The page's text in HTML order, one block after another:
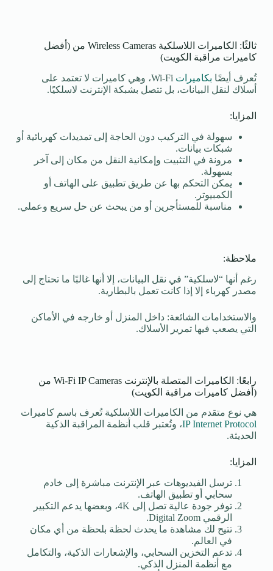
ثالثًا: الكاميرات اللاسلكية Wireless Cameras من (أفضل
كاميرات مراقبة الكويت)
تُعرف أيضًا بكاميرات
Wi-Fi، وهي كاميرات لا تعتمد على
أسلاك لنقل البيانات، بل تتصل بشبكة الإنترنت لاسلكيًا.
المزايا:
سهولة في التركيب دون الحاجة إلى تمديدات كهربائية أو
شبكات بيانات.
مرونة في التثبيت وإمكانية النقل من مكان إلى آخر
بسهولة.
يمكن التحكم بها عن طريق تطبيق على الهاتف أو
الكمبيوتر.
مناسبة للمستأجرين أو من يبحث عن حل سريع وعملي.
ملاحظة:
رغم أنها “لاسلكية” في نقل البيانات، إلا أنها غالبًا ما تحتاج إلى
مصدر كهرباء إلا إذا كانت تعمل بالبطارية.
والاستخدامات الشائعة: داخل المنزل أو خارجه في الأماكن
التي يصعب فيها تمرير الأسلاك.
رابعًا: الكاميرات المتصلة بالإنترنت Wi-Fi IP Cameras من
(أفضل كاميرات مراقبة الكويت)
هي نوع متقدم من الكاميرات اللاسلكية تُعرف باسم كاميرات
IP Internet Protocol، وتُعتبر قلب أنظمة المراقبة الذكية
الحديثة.
المزايا:
ترسل الفيديوهات عبر الإنترنت مباشرة إلى خادم
سحابي أو تطبيق الهاتف.
توفر جودة عالية تصل إلى 4K، وبعضها يدعم التكبير
الرقمي Digital Zoom.
تتيح لك مشاهدة ما يحدث لحظة بلحظة من أي مكان
في العالم.
تدعم التخزين السحابي، والإشعارات الذكية، والتكامل
مع أنظمة المنزل الذكي.